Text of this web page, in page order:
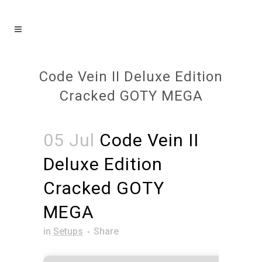
Code Vein II Deluxe Edition
Cracked GOTY MEGA
05 Jul Code Vein II
Deluxe Edition
Cracked GOTY
MEGA
in Setups Share